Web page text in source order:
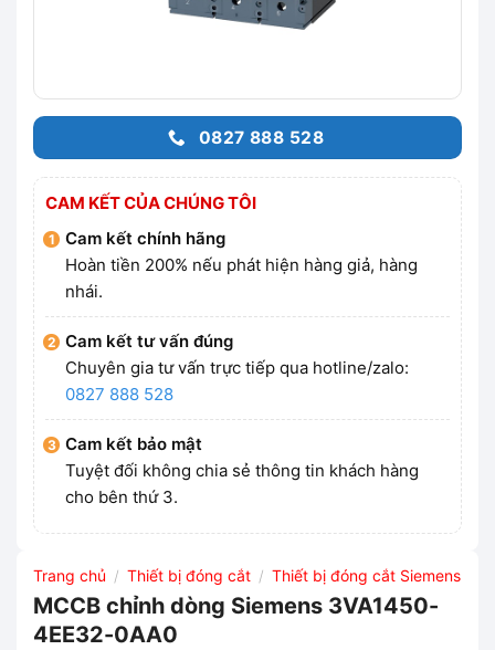
0827 888 528
CAM KẾT CỦA CHÚNG TÔI
Cam kết chính hãng
Hoàn tiền 200% nếu phát hiện hàng giả, hàng
nhái.
Cam kết tư vấn đúng
Chuyên gia tư vấn trực tiếp qua hotline/zalo:
0827 888 528
Cam kết bảo mật
Tuyệt đối không chia sẻ thông tin khách hàng
cho bên thứ 3.
Trang chủ / Thiết bị đóng cắt / Thiết bị đóng cắt Siemens
MCCB chỉnh dòng Siemens 3VA1450-
4EE32-0AA0